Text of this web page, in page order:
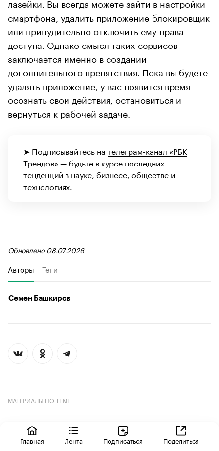
лазейки. Вы всегда можете зайти в настройки
смартфона, удалить приложение-блокировщик
или принудительно отключить ему права
доступа. Однако смысл таких сервисов
заключается именно в создании
дополнительного препятствия. Пока вы будете
удалять приложение, у вас появится время
осознать свои действия, остановиться и
вернуться к рабочей задаче.
➤ Подписывайтесь на телеграм-канал «РБК
Трендов» — будьте в курсе последних
тенденций в науке, бизнесе, обществе и
технологиях.
Обновлено 08.07.2026
Авторы Теги
Семен Башкиров
МАТЕРИАЛЫ ПО ТЕМЕ
Главная Лента Подписаться Поделиться